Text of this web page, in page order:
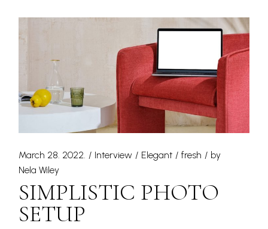
March 28. 2022. Interview Elegant fresh
by
Nela Wiley
SIMPLISTIC PHOTO
SETUP